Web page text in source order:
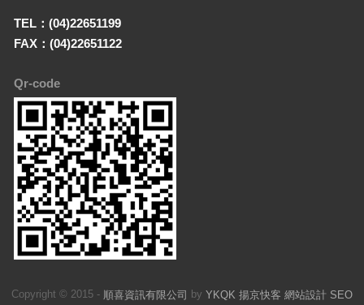
TEL：(04)22651199
FAX：(04)22651122
Qr-code
Copyright © 2015 - 順喜資訊有限公司 by YKQK 揚京快客 網站設計 SEO